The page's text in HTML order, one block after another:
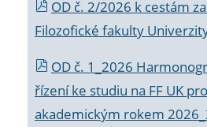
OD č. 2/2026 k cestám
Filozofické fakulty
OD č. 1_2026
řízení ke studiu na FF UK
akademickým rokem